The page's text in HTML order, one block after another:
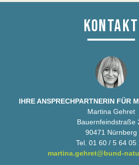
KONTAKT
IHRE ANSPRECHPARTNERIN FÜR
Martina Gehret
Bauernfeindstraße
90471 Nürnberg
Tel. 01 60 / 5 64 05
martina.gehret@bund-